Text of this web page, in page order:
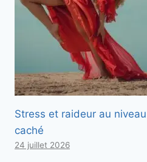
Stress et raideur au
caché
24 juillet 2026